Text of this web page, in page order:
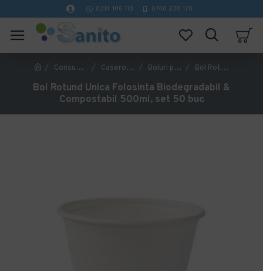
0314 100 110 0740 230 170
Consumabile Catering Caserole si cutii catering Boluri pentru supa/ciorba Bol Rotund Unica Folosinta Biodegradabil & Compostabil 500ml, set 50 buc
Bol Rotund Unica Folosinta Biodegradabil &
Compostabil 500ml, set 50 buc